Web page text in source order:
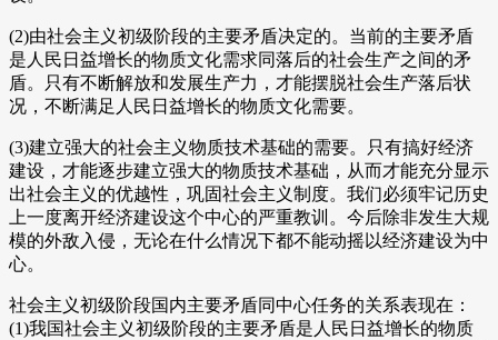
(2)由社会主义初级阶段的主要矛盾决定的。当前的主要矛盾
是人民日益增长的物质文化需求同落后的社会生产之间的矛
盾。只有不断解放和发展生产力，才能摆脱社会生产落后状
况，不断满足人民日益增长的物质文化需要。
(3)建立强大的社会主义物质技术基础的需要。只有搞好经济
建设，才能逐步建立强大的物质技术基础，从而才能充分显示
出社会主义的优越性，巩固社会主义制度。我们必须牢记历史
上一度离开经济建设这个中心的严重教训。今后除非发生大规
模的外敌入侵，无论在什么情况下都不能动摇以经济建设为中
心。
社会主义初级阶段国内主要矛盾同中心任务的关系表现在：
(1)我国社会主义初级阶段的主要矛盾是人民日益增长的物质